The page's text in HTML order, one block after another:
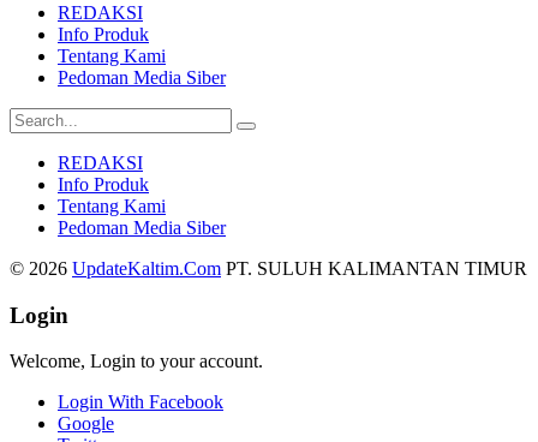
REDAKSI
Info Produk
Tentang Kami
Pedoman Media Siber
REDAKSI
Info Produk
Tentang Kami
Pedoman Media Siber
© 2026 UpdateKaltim.Com PT. SULUH KALIMANTAN TIMUR
Login
Welcome, Login to your account.
Login With Facebook
Google